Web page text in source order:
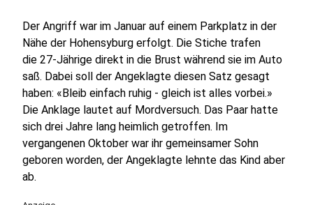
Der Angriff war im Januar auf einem Parkplatz in der
Nähe der Hohensyburg erfolgt. Die Stiche trafen
die 27-Jährige direkt in die Brust während sie im Auto
saß. Dabei soll der Angeklagte diesen Satz gesagt
haben: «Bleib einfach ruhig - gleich ist alles vorbei.»
Die Anklage lautet auf Mordversuch. Das Paar hatte
sich drei Jahre lang heimlich getroffen. Im
vergangenen Oktober war ihr gemeinsamer Sohn
geboren worden, der Angeklagte lehnte das Kind aber
ab.